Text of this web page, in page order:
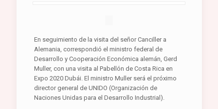
En seguimiento de la visita del señor Canciller a
Alemania, correspondió el ministro federal de
Desarrollo y Cooperación Económica alemán, Gerd
Muller, con una visita al Pabellón de Costa Rica en
Expo 2020 Dubái. El ministro Muller será el próximo
director general de UNIDO (Organización de
Naciones Unidas para el Desarrollo Industrial).